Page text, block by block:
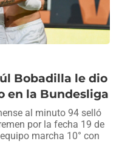
Bobadilla le dio
en la Bundesliga
al minuto 94 selló
por la fecha 19 de
marcha 10° con